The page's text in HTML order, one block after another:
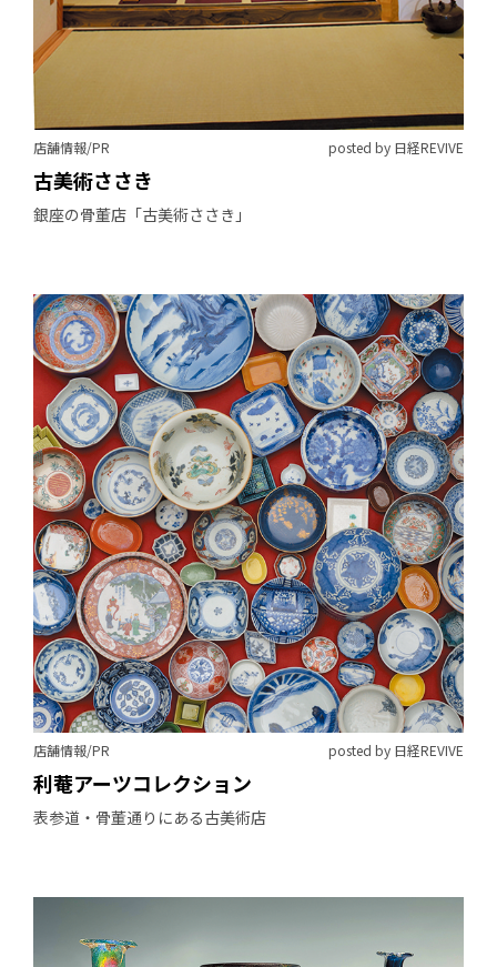
店舗情報/PR posted by 日経REVIVE
古美術ささき
銀座の骨董店「古美術ささき」
店舗情報/PR posted by 日経REVIVE
利菴アーツコレクション
表参道・骨董通りにある古美術店